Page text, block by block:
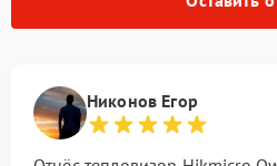
Никонов Егор